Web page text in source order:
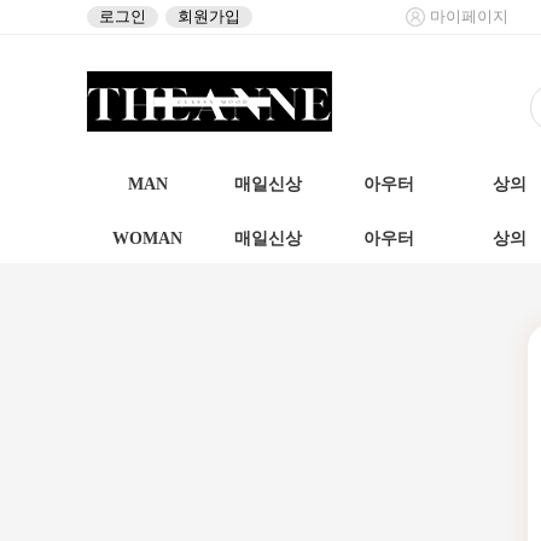
로그인 회원가입 마이페이지
MAN 매일신상 아우터 상의
WOMAN 매일신상 아우터 상의